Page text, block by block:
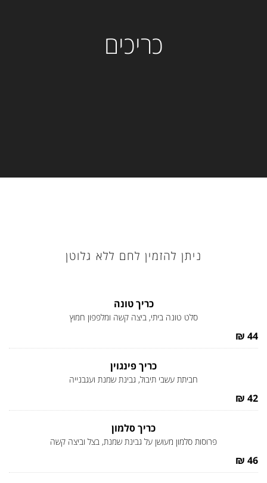
כריכים
ניתן להזמין לחם ללא גלוטן
כריך טונה
סלט טונה ביתי, ביצה קשה ומלפפון חמוץ
44 ₪
כריך פינגוין
חביתת עשבי תיבול, גבינת שמנת ועגבנייה
42 ₪
כריך סלמון
פרוסות סלמון מעושן על גבינת שמנת, בצל וביצה קשה
46 ₪